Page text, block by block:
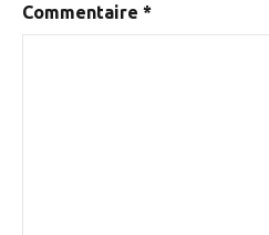
Commentaire *